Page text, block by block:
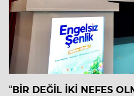
“BİR DEĞİL İKİ NEFES